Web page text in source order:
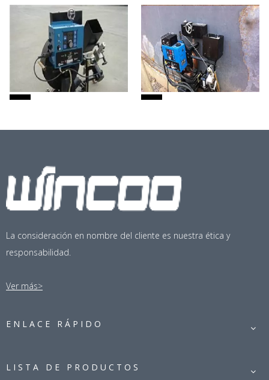
construcción de tanques
industrial
carro máquina automática de
Máquina automática de
Tractor de soldadura de
tanques de petróleo crudo
La consideración en nombre del cliente es nuestra ética y
responsabilidad.
Ver más>
ENLACE RÁPIDO
LISTA DE PRODUCTOS